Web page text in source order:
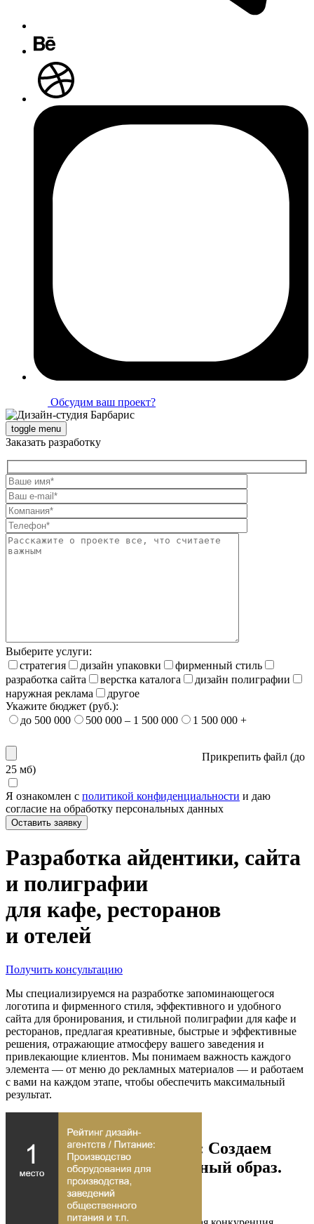
Обсудим ваш проект?
toggle menu
Заказать разработку
Выберите услуги:
стратегия
дизайн упаковки
фирменный стиль
разработка сайта
верстка каталога
дизайн полиграфии
наружная реклама
другое
Укажите бюджет (руб.):
до 500 000
500 000 – 1 500 000 1 500 000 +
Прикрепить файл (до
25 мб)
Я ознакомлен с политикой конфиденциальности и даю
согласие на обработку персональных данных
Оставить заявку
Разработка айдентики, сайта
и полиграфии
для кафе, ресторанов
и отелей
Получить консультацию
Мы специализируемся на разработке запоминающегося
логотипа и фирменного стиля, эффективного и удобного
сайта для бронирования, и стильной полиграфии для кафе и
ресторанов, предлагая креативные, быстрые и эффективные
решения, отражающие атмосферу вашего заведения и
привлекающие клиентов. Мы понимаем важность каждого
элемента — от меню до рекламных материалов — и работаем
с вами на каждом этапе, чтобы обеспечить максимальный
результат.
HoReCa в сети и в жизни: Создаем
цельный и привлекательный образ.
Обсудить проект
Логотип и фирменный стиль